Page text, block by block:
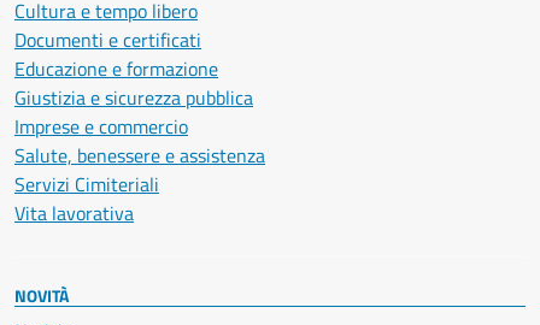
Cultura e tempo libero
Documenti e certificati
Educazione e formazione
Giustizia e sicurezza pubblica
Imprese e commercio
Salute, benessere e assistenza
Servizi Cimiteriali
Vita lavorativa
NOVITÀ